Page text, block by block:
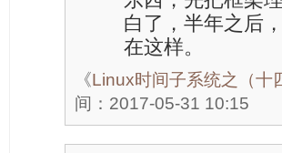
白了，半年之后
在这样。
《Linux时间子系统之（十
间：2017-05-31 10:15